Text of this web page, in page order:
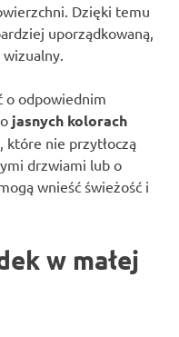
Dzięki temu
uporządkowaną,
o odpowiednim
jasnych kolorach
które nie przytłoczą
drzwiami lub o
wnieść świeżość i
w małej